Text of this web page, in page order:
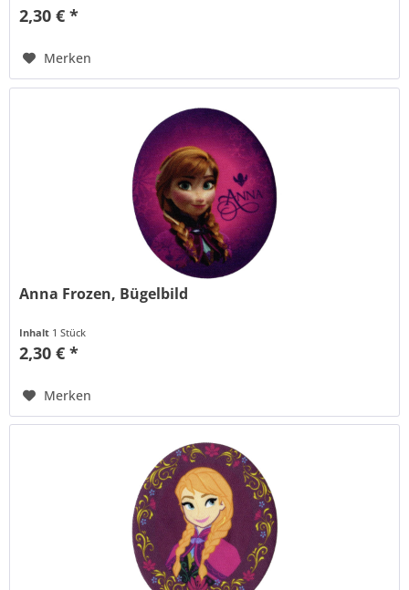
2,30 € *
Merken
Anna Frozen, Bügelbild
Inhalt 1 Stück
2,30 € *
Merken